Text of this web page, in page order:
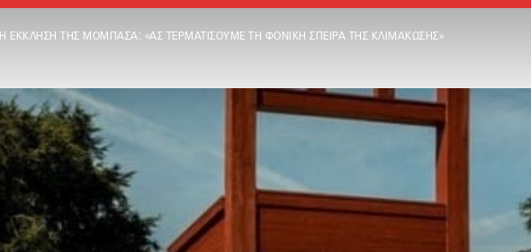
Η ΈΚΚΛΗΣΗ ΤΗΣ ΜΟΜΠΆΣΑ: «ΑΣ ΤΕΡΜΑΤΊΣΟΥΜΕ ΤΗ ΦΟΝΙΚΉ ΣΠΕΊΡΑ ΤΗΣ ΚΛΙΜΆΚΩΣΗΣ»